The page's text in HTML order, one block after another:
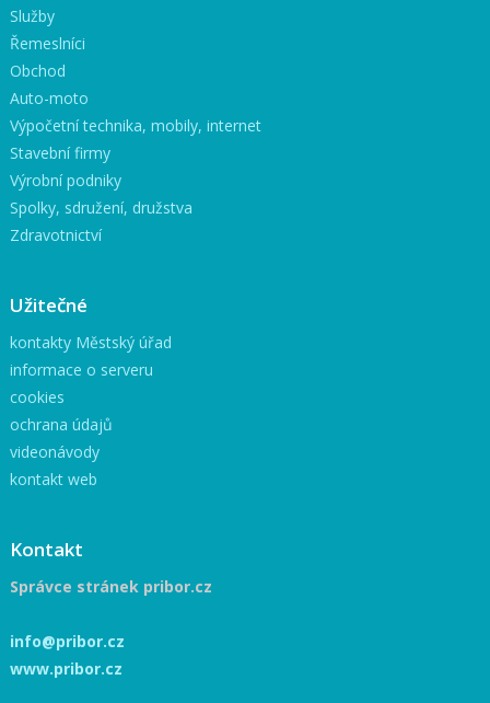
Služby
Řemeslníci
Obchod
Auto-moto
Výpočetní technika, mobily, internet
Stavební firmy
Výrobní podniky
Spolky, sdružení, družstva
Zdravotnictví
Užitečné
kontakty Městský úřad
informace o serveru
cookies
ochrana údajů
videonávody
kontakt web
Kontakt
Správce stránek pribor.cz
info@pribor.cz
www.pribor.cz